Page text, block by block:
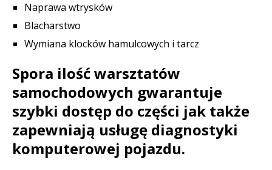
Naprawa wtrysków
Blacharstwo
Wymiana klocków hamulcowych i tarcz
Spora ilość warsztatów
samochodowych gwarantuje
szybki dostęp do części jak także
zapewniają usługę diagnostyki
komputerowej pojazdu.